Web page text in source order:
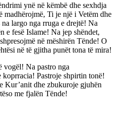
ynë në këmbë dhe sexhdja
madhërojmë, Ti je një i Vetëm dhe
largo nga rruga e drejtë! Na
e fesë Islame! Na jep shëndet,
në mëshirën Tënde! O
në të gjitha punët tona të mira!
vogël! Na pastro nga
koprracia! Pastroje shpirtin tonë!
Kur’anit dhe zbukuroje gjuhën
me fjalën Tënde!